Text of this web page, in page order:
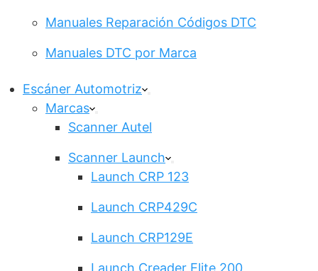
Manuales Reparación Códigos DTC
Manuales DTC por Marca
Escáner Automotriz
Marcas
Scanner Autel
Scanner Launch
Launch CRP 123
Launch CRP429C
Launch CRP129E
Launch Creader Elite 200